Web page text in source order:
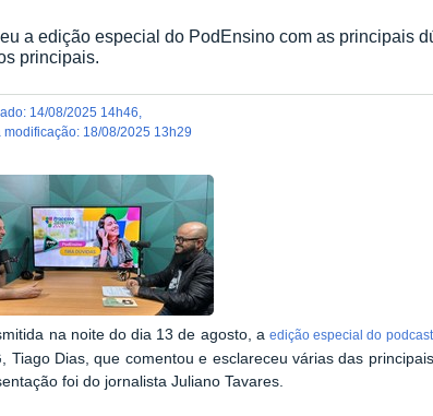
a edição especial do PodEnsino com as principais
principais.
: 14/08/2025 14h46
modificação: 18/08/2025 13h29
na noite do dia 13 de agosto, a edição especial do
Tiago Dias, que comentou e esclareceu várias das
foi do jornalista Juliano Tavares.